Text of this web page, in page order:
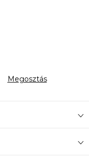
Megosztás